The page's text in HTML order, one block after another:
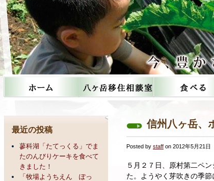
信州八ヶ岳、
Posted by staff on 2012年5月21日
５月２７日、原村第二ペ
た。ようやく芽吹きの季
最近の投稿
蓼科湖「たてっくる」でま
たのんびりケーキを食べて
きました！
「牧場ようちえん ぽっ